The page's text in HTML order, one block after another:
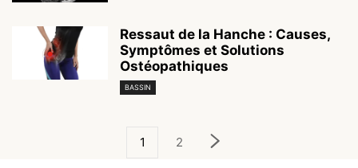
Ressaut de la Hanche : Causes,
Symptômes et Solutions
Ostéopathiques
BASSIN
1 2